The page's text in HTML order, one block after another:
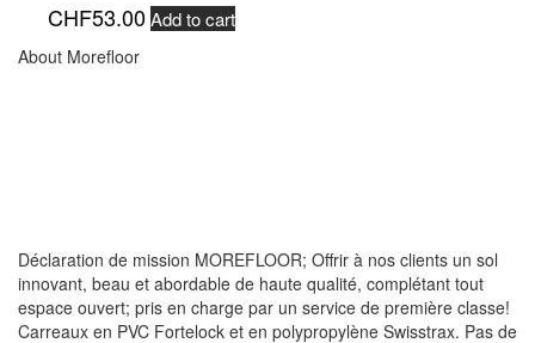
CHF53.00Add to cart
About Morefloor
Déclaration de mission MOREFLOOR; Offrir à nos clients un sol
innovant, beau et abordable de haute qualité, complétant tout
espace ouvert; pris en charge par un service de première classe!
Carreaux en PVC Fortelock et en polypropylène Swisstrax. Pas de